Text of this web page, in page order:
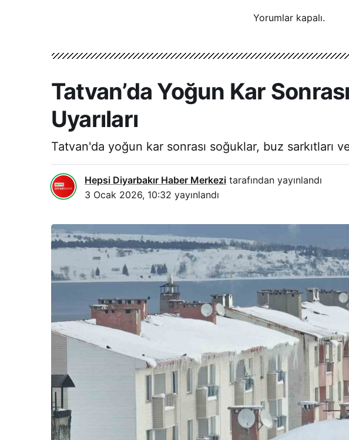
Yorumlar kapalı.
Tatvan’da Yoğun Kar
Uyarıları
Tatvan'da yoğun kar sonrası soğuklar, buz sarkıtları
Hepsi Diyarbakır Haber Merkezi tarafından yayınlandı
3 Ocak 2026, 10:32 yayınlandı